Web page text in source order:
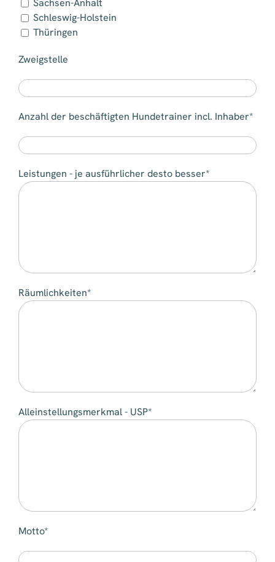
Sachsen-Anhalt
Schleswig-Holstein
Thüringen
Zweigstelle
Anzahl der beschäftigten Hundetrainer incl. Inhaber*
Leistungen - je ausführlicher desto besser*
Räumlichkeiten*
Alleinstellungsmerkmal - USP*
Motto*